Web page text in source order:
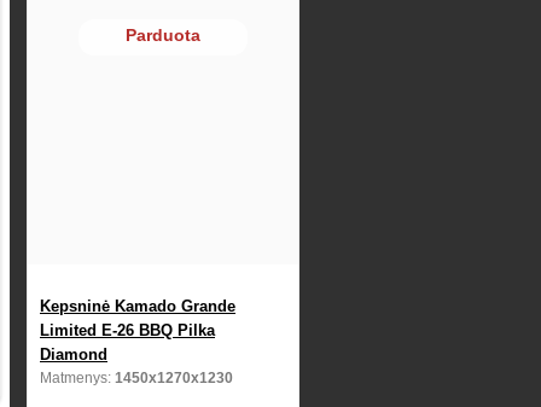
Parduota
Kepsninė Kamado Grande
Limited E-26 BBQ Pilka
Diamond
Matmenys: 1450x1270x1230